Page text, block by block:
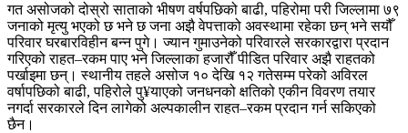
गत असोजको दोस्रो साताको भीषण वर्षपछिको बाढी, पहिरोमा परी जिल्लामा ७९
जनाको मृत्यु भएको छ भने छ जना अझै वेपत्ताको अवस्थामा रहेका छन् भने सयौँ
परिवार घरबारविहीन बन्न पुगे। ज्यान गुमाउनेको परिवारले सरकारद्वारा प्रदान
गरिएको राहत–रकम पाए भने जिल्लाका हजारौँ पीडित परिवार अझै राहतको
पर्खाइमा छन्। स्थानीय तहले असोज १० देखि १२ गतेसम्म परेको अविरल
वर्षापछिको बाढी, पहिरोले पु¥याएको जनधनको क्षतिको एकीन विवरण तयार
नगर्दा सरकारले दिन लागेको अल्पकालीन राहत–रकम प्रदान गर्न सकिएको
छैन।